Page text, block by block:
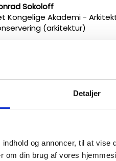
Detaljer
og annoncer, til at
om din brug af vores
Sokoloff
Kongelige Akademi -
(arkitektur)
Saint Martins​